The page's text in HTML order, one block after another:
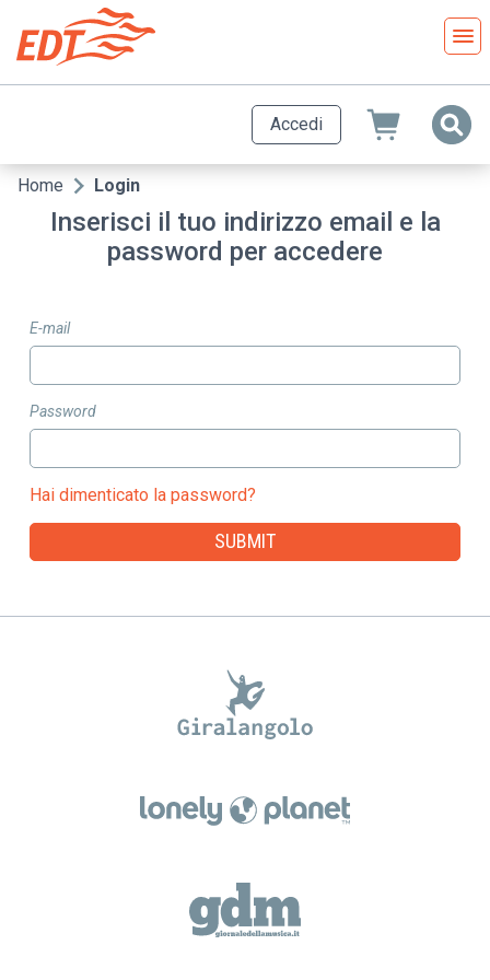
contenuto
principale
Accedi
Briciole
Home Login
Inserisci il tuo indirizzo email e la
password per accedere
E-mail
Password
Hai dimenticato la password?